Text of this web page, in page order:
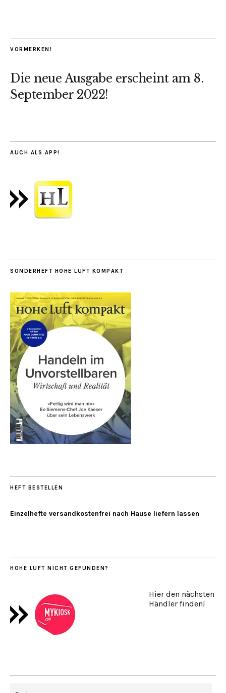
VORMERKEN!
Die neue Ausgabe erscheint am 8.
September 2022!
AUCH ALS APP!
SONDERHEFT HOHE LUFT KOMPAKT
HEFT BESTELLEN
Einzelhefte versandkostenfrei nach Hause liefern lassen
HOHE LUFT NICHT GEFUNDEN?
Hier den nächsten
Händler finden!